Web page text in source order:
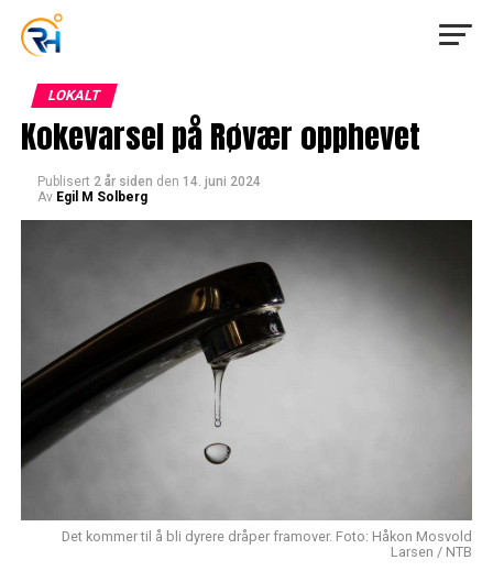
LOKALT
Kokevarsel på Røvær opphevet
Publisert 2 år siden den 14. juni 2024
Av Egil M Solberg
Det kommer til å bli dyrere dråper framover. Foto: Håkon Mosvold
Larsen / NTB